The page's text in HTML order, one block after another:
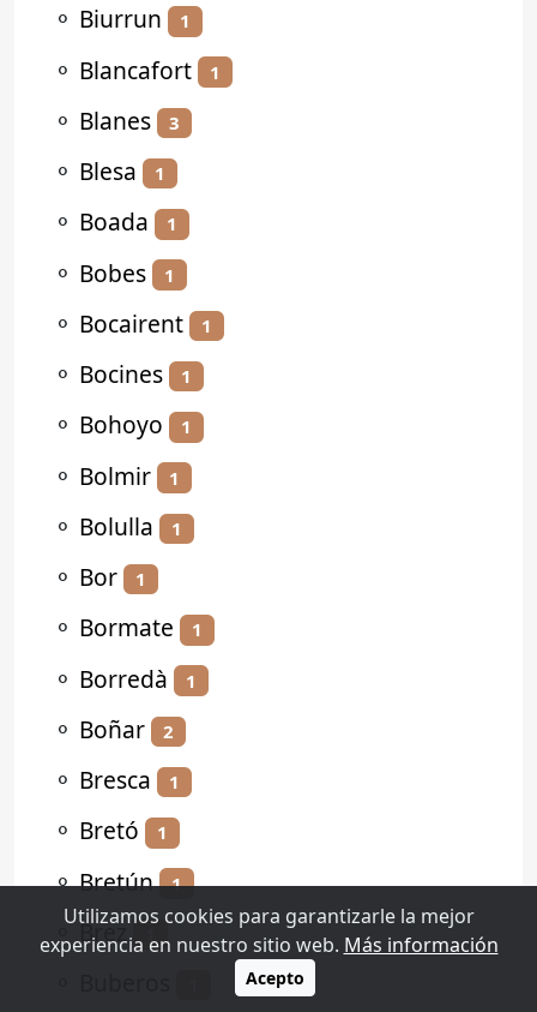
⚬ Biurrun 1
⚬ Blancafort 1
⚬ Blanes 3
⚬ Blesa 1
⚬ Boada 1
⚬ Bobes 1
⚬ Bocairent 1
⚬ Bocines 1
⚬ Bohoyo 1
⚬ Bolmir 1
⚬ Bolulla 1
⚬ Bor 1
⚬ Bormate 1
⚬ Borredà 1
⚬ Boñar 2
⚬ Bresca 1
⚬ Bretó 1
⚬Bretún 1
⚬Brez
Utilizamos cookies para garantizarle la mejor
experiencia en nuestro sitio web. Más información
Acepto